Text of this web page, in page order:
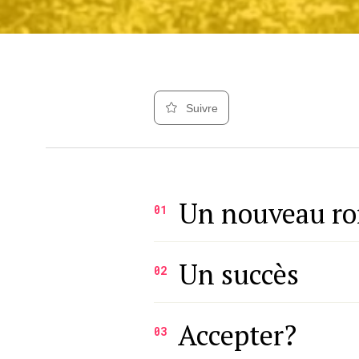
Suivre
01 Un nouveau
02 Un succès
03 Accepter?